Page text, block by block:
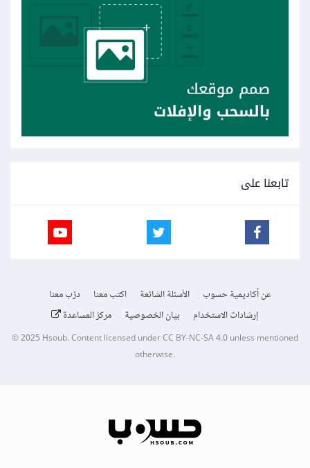
تابعنا على
عن أكاديمية حسوب الأسئلة الشائعة اكتب معنا
درّب معنا
إرشادات الاستخدام
بيان الخصوصية مركز المساعدة
© 2025Hsoub.Content licensed underCC BY-NC-SA 4.0unless mentioned
otherwise.